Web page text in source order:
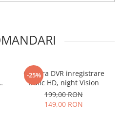
& Android Auto
într-un partener de
pentruApple CarPlayși
accesa Waze, Spotify sau
ecranul HD, fără a mai
inestetice prin mașină.
-25%
Camera DVR inregistrare
trafic HD, night Vision
199,00 RON
149,00 RON